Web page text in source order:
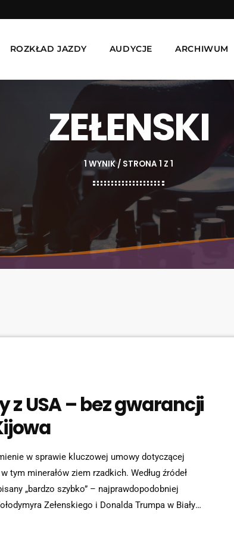
ROZKŁAD JAZDY AUDYCJE ARCHIWUM
ZEŁENSKI
1 WYNIK / STRONA 1 Z 1
USA – bez gwarancji
w sprawie kluczowej umowy dotyczącej
minerałów ziem rzadkich. Według źródeł
„bardzo szybko” – najprawdopodobniej
Zełenskiego i Donalda Trumpa w Białym
bezpieczeństwa dla Ukrainy, co budzi